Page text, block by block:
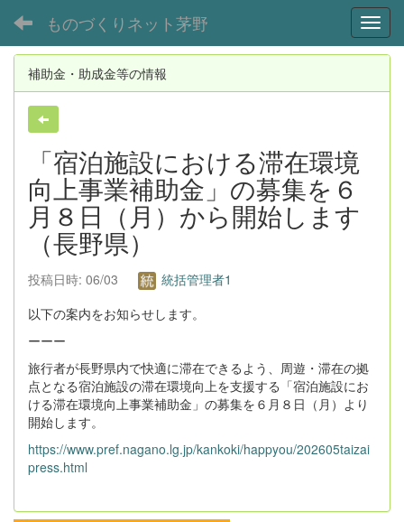
ものづくりネット茅野
補助金・助成金等の情報
「宿泊施設における滞在環境
向上事業補助金」の募集を６
月８日（月）から開始します
（長野県）
投稿日時: 06/03
統括管理者1
以下の案内をお知らせします。
ーーー
旅行者が長野県内で快適に滞在できるよう、周遊・滞在の拠
点となる宿泊施設の滞在環境向上を支援する「宿泊施設にお
ける滞在環境向上事業補助金」の募集を６月８日（月）より
開始します。
https://www.pref.nagano.lg.jp/kankoki/happyou/202605taizai
press.html